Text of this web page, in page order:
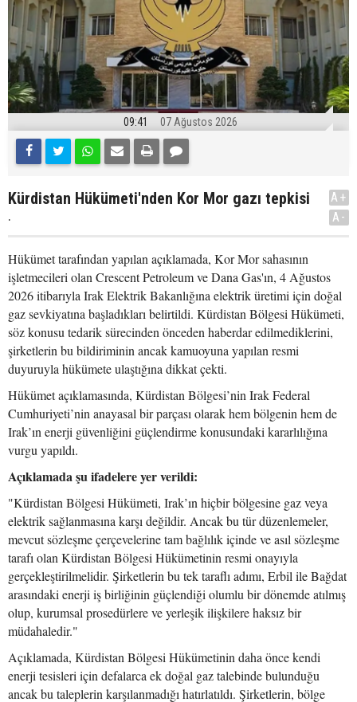
09:41 07 Ağustos 2026
Kürdistan Hükümeti'nden Kor Mor gazı tepkisi
.
A+
A-
Hükümet tarafından yapılan açıklamada, Kor Mor sahasının
işletmecileri olan Crescent Petroleum ve Dana Gas'ın, 4 Ağustos
2026 itibarıyla Irak Elektrik Bakanlığına elektrik üretimi için doğal
gaz sevkiyatına başladıkları belirtildi. Kürdistan Bölgesi Hükümeti,
söz konusu tedarik sürecinden önceden haberdar edilmediklerini,
şirketlerin bu bildiriminin ancak kamuoyuna yapılan resmi
duyuruyla hükümete ulaştığına dikkat çekti.
Hükümet açıklamasında, Kürdistan Bölgesi’nin Irak Federal
Cumhuriyeti’nin anayasal bir parçası olarak hem bölgenin hem de
Irak’ın enerji güvenliğini güçlendirme konusundaki kararlılığına
vurgu yapıldı.
Açıklamada şu ifadelere yer verildi:
"Kürdistan Bölgesi Hükümeti, Irak’ın hiçbir bölgesine gaz veya
elektrik sağlanmasına karşı değildir. Ancak bu tür düzenlemeler,
mevcut sözleşme çerçevelerine tam bağlılık içinde ve asıl sözleşme
tarafı olan Kürdistan Bölgesi Hükümetinin resmi onayıyla
gerçekleştirilmelidir. Şirketlerin bu tek taraflı adımı, Erbil ile Bağdat
arasındaki enerji iş birliğinin güçlendiği olumlu bir dönemde atılmış
olup, kurumsal prosedürlere ve yerleşik ilişkilere haksız bir
müdahaledir."
Açıklamada, Kürdistan Bölgesi Hükümetinin daha önce kendi
enerji tesisleri için defalarca ek doğal gaz talebinde bulunduğu
ancak bu taleplerin karşılanmadığı hatırlatıldı. Şirketlerin, bölge